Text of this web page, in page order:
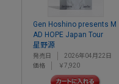
Gen Hoshino presents M
AD HOPE Japan Tour
星野源
発売日
2026年04月22日
価格
￥7,920